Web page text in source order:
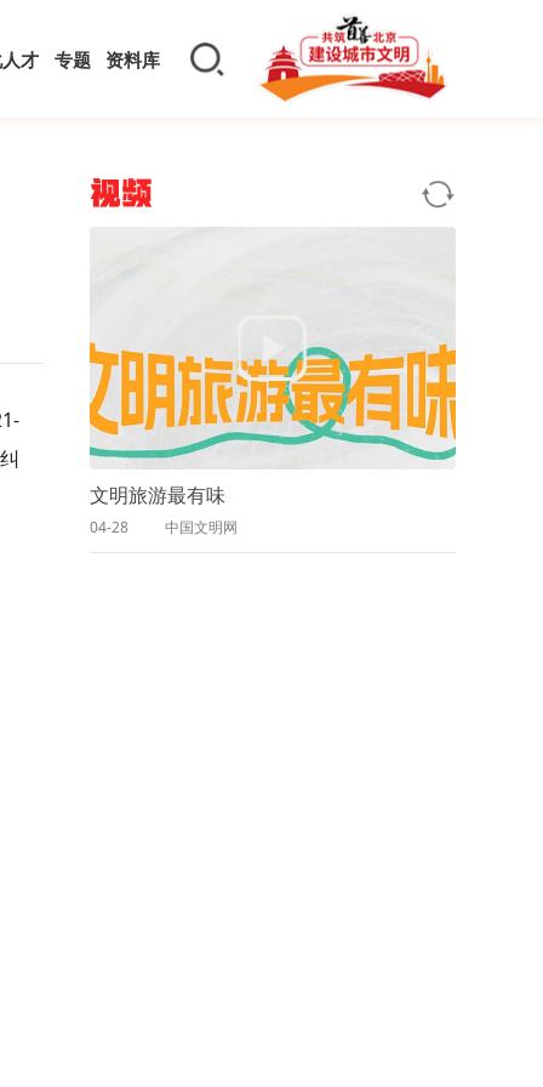
才 专题 资料库
视频
文明旅游最有味
04-28 中国文明网